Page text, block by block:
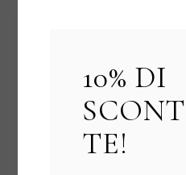
10% DI
TE!